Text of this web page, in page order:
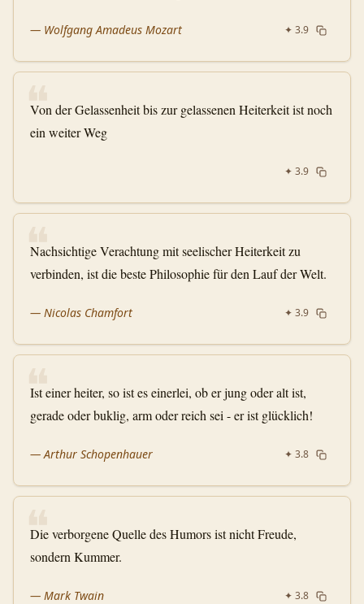
— Wolfgang Amadeus Mozart ✦ 3.9
❝
Von der Gelassenheit bis zur gelassenen Heiterkeit ist noch
ein weiter Weg
✦ 3.9
❝
Nachsichtige Verachtung mit seelischer Heiterkeit zu
verbinden, ist die beste Philosophie für den Lauf der Welt.
— Nicolas Chamfort ✦ 3.9
❝
Ist einer heiter, so ist es einerlei, ob er jung oder alt ist,
gerade oder buklig, arm oder reich sei - er ist glücklich!
—Arthur Schopenhauer ✦ 3.8
❝
Die verborgene Quelle des Humors ist nicht Freude,
sondern Kummer.
— Mark Twain ✦ 3.8